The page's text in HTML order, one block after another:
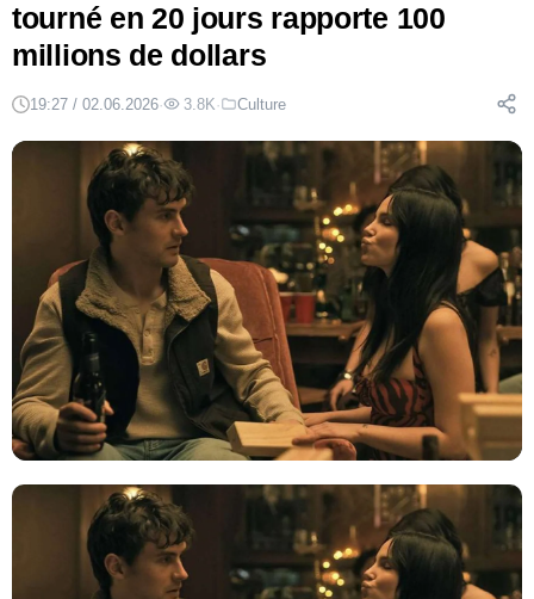
tourné en 20 jours rapporte 100
millions de dollars
19:27 / 02.06.2026· 3.8K· Culture